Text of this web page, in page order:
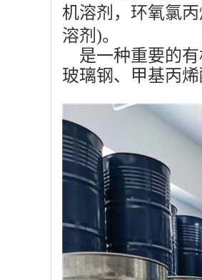
机溶剂，环氧氯
溶剂)。
是一种重要的
玻璃钢、甲基丙